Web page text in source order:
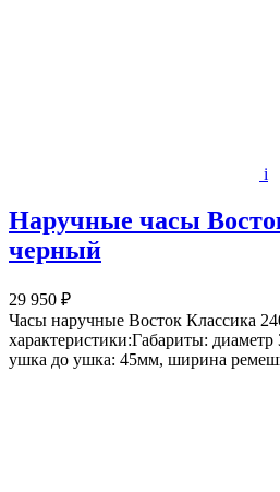
i
Наручные часы
черный
29 950 ₽
Часы наручные Восток Классика
характеристики:Габариты:
ушка до ушка: 45мм, ширина